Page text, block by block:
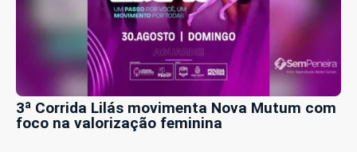
3ª Corrida Lilás movimenta Nova Mutum com
foco na valorização feminina